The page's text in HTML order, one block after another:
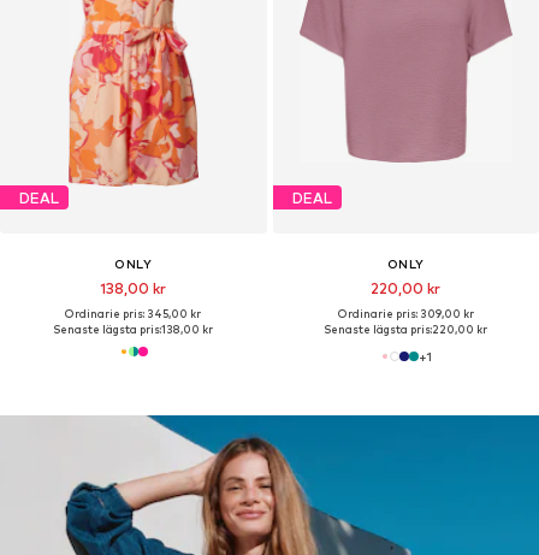
DEAL
ONLY
138,00 kr
Ordinarie pris: 345,00 kr
Senaste lägsta pris:138,00 kr
DEAL
ONLY
220,00 kr
Ordinarie pris: 309,00 kr
Senaste lägsta pris:220,00 kr
+1